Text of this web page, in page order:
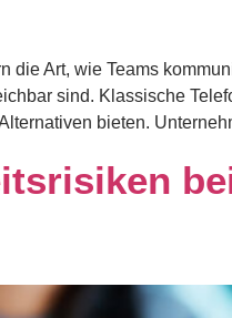
die Art, wie Teams
sind. Klassische
bieten.